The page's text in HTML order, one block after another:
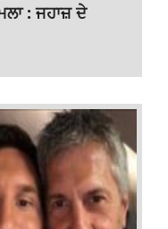
: ਜਹਾਜ਼ ਦੇ